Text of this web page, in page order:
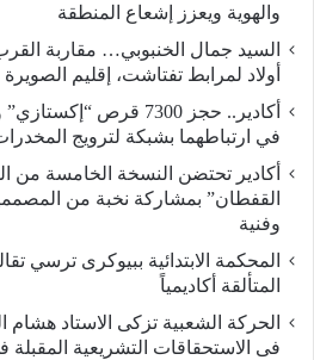
والهوية ويعزز إشعاع المنطقة
السيد جمال الخنبوبي… مقاربة
أولاد لمرابط تفتاشت، إقليم الصويرة
أكادير.. حجز 7300 قرص
في ارتباطهما بشبكة لترويج
أكادير تحتضن النسخة الخامسة من
القفطان” بمشاركة نخبة من
وفنية
المحكمة الابتدائية ببيوكرى ترسي
المتألقة أكاديمياً
الحركة الشعبية تزكى الاستاد هشام
فى الاستحقاقات التشريعية المقبلة